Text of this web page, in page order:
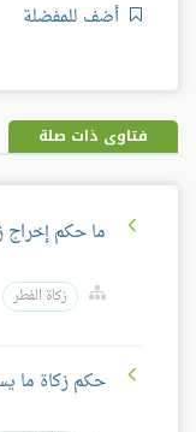
أضف للمفضلة
فتاوى ذات صلة
ما حكم إخراج
زكاة الفطر
حكم زكاة ما